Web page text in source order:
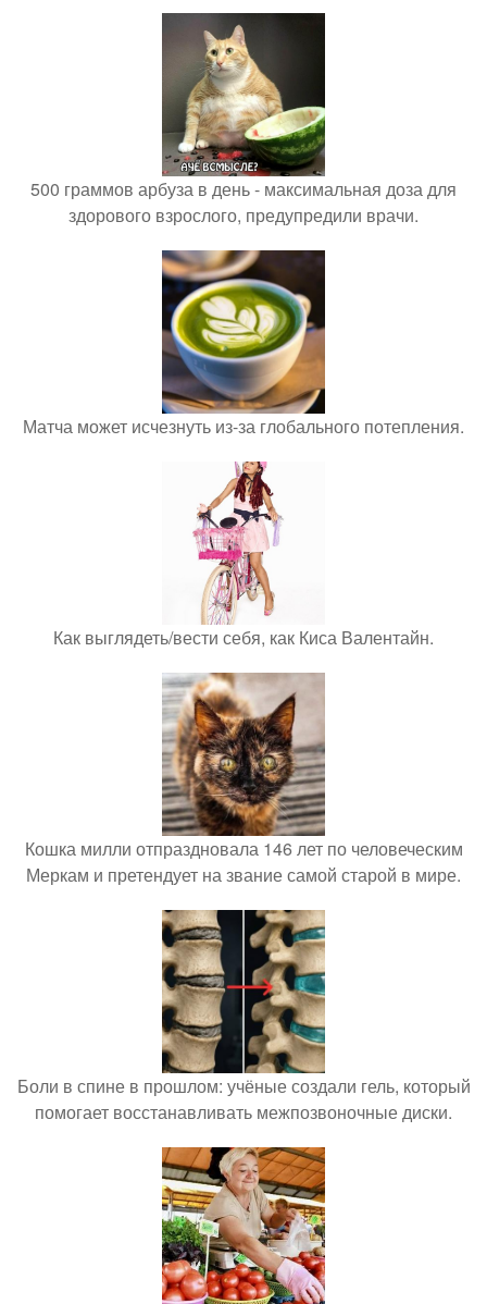
500 граммов арбуза в день - максимальная доза для
здорового взрослого, предупредили врачи.
Матча может исчезнуть из-за глобального потепления.
Как выглядеть/вести себя, как Киса Валентайн.
Кошка милли отпраздновала 146 лет по человеческим
Меркам и претендует на звание самой старой в мире.
Боли в спине в прошлом: учёные создали гель, который
помогает восстанавливать межпозвоночные диски.